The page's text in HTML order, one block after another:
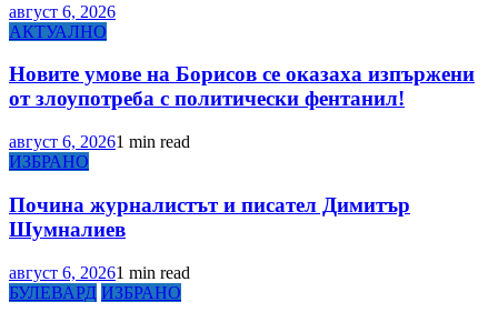
август 6, 2026
АКТУАЛНО
Новите умове на Борисов се оказаха изпържени
от злоупотреба с политически фентанил!
август 6, 20261 min read
ИЗБРАНО
Почина журналистът и писател Димитър
Шумналиев
август 6, 20261 min read
БУЛЕВАРД ИЗБРАНО